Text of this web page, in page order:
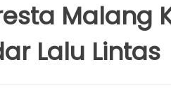
Malang
Lalu Lintas